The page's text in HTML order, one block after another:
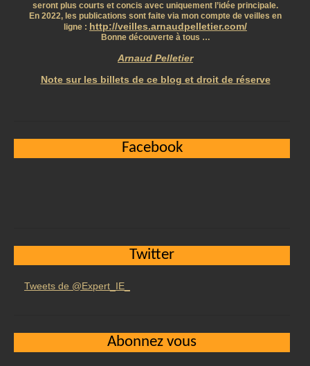
seront plus courts et concis avec uniquement l’idée principale.
En 2022, les publications sont faite via mon compte de veilles en
ligne : http://veilles.arnaudpelletier.com/
Bonne découverte à tous …
Arnaud Pelletier
Note sur les billets de ce blog et droit de réserve
Facebook
Twitter
Tweets de @Expert_IE_
Abonnez vous